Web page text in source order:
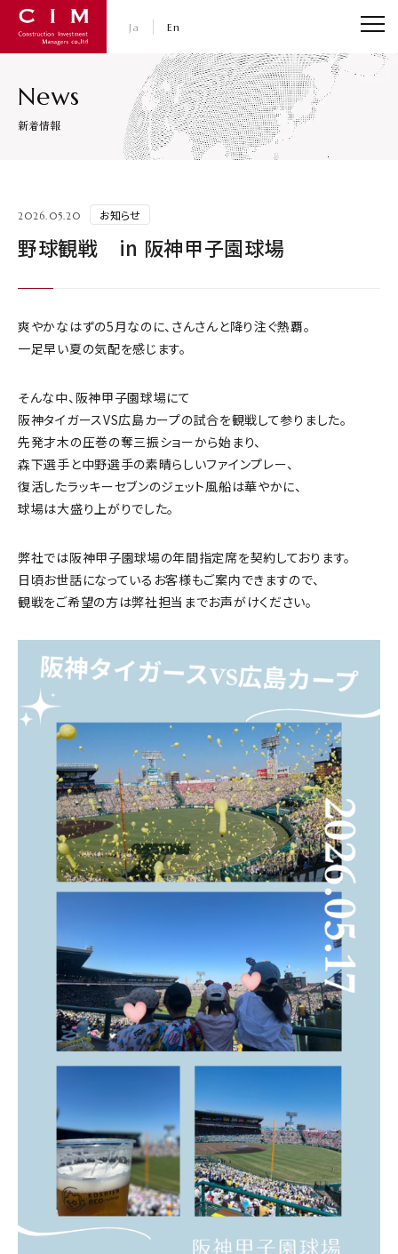
Ja En
News
新着情報
2026.05.20 お知らせ
野球観戦 in 阪神甲子園球場
爽やかなはずの5月なのに、さんさんと降り注ぐ熱覇。
一足早い夏の気配を感じます。
そんな中、阪神甲子園球場にて
阪神タイガースVS広島カープの試合を観戦して参りました。
先発才木の圧巻の奪三振ショーから始まり、
森下選手と中野選手の素晴らしいファインプレー、
復活したラッキーセブンのジェット風船は華やかに、
球場は大盛り上がりでした。
弊社では阪神甲子園球場の年間指定席を契約しております。
日頃お世話になっているお客様もご案内できますので、
観戦をご希望の方は弊社担当までお声がけください。